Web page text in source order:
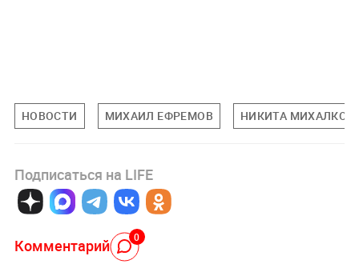
НОВОСТИ МИХАИЛ ЕФРЕМОВ НИКИТА МИХАЛКОВ
Подписаться на LIFE
Комментарий 0